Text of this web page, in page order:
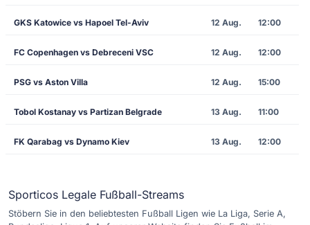
GKS Katowice vs Hapoel Tel-Aviv 12 Aug. 12:00
FC Copenhagen vs Debreceni VSC 12 Aug. 12:00
PSG vs Aston Villa 12 Aug. 15:00
Tobol Kostanay vs Partizan Belgrade 13 Aug. 11:00
FK Qarabag vs Dynamo Kiev 13 Aug. 12:00
Sporticos Legale Fußball-Streams
Stöbern Sie in den beliebtesten Fußball Ligen wie La Liga, Serie A,